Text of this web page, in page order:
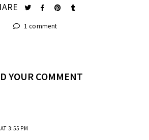
1 comment
YOUR COMMENT
3:55 PM